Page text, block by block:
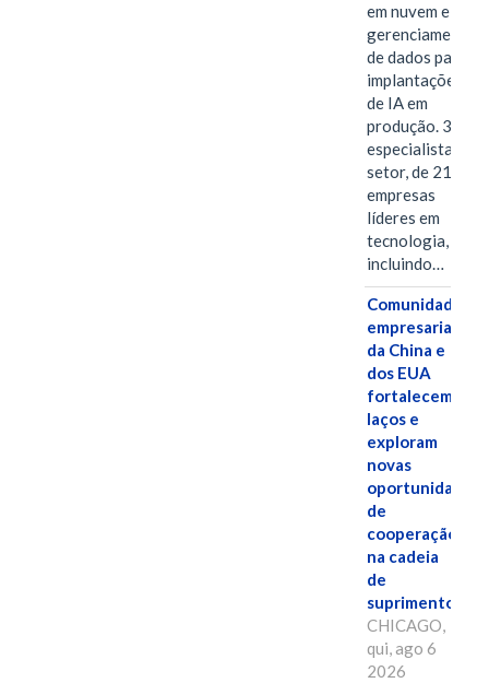
em nuvem e
gerenciamento
de dados para
implantações
de IA em
produção. 38
especialistas do
setor, de 21
empresas
líderes em
tecnologia,
incluindo…
Comunidades
empresariais
da China e
dos EUA
fortalecem
laços e
exploram
novas
oportunidades
de
cooperação
na cadeia
de
suprimentos.
CHICAGO,
qui, ago 6
2026